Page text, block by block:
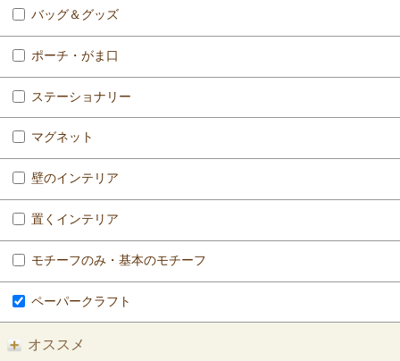
バッグ＆グッズ
ポーチ・がま口
ステーショナリー
マグネット
壁のインテリア
置くインテリア
モチーフのみ・基本のモチーフ
ペーパークラフト
オススメ